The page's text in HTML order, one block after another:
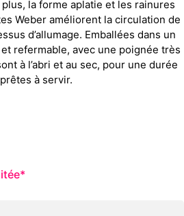
la forme aplatie et les rainures
Weber améliorent la circulation de
d’allumage. Emballées dans un
refermable, avec une poignée très
à l’abri et au sec, pour une durée
à servir.
*